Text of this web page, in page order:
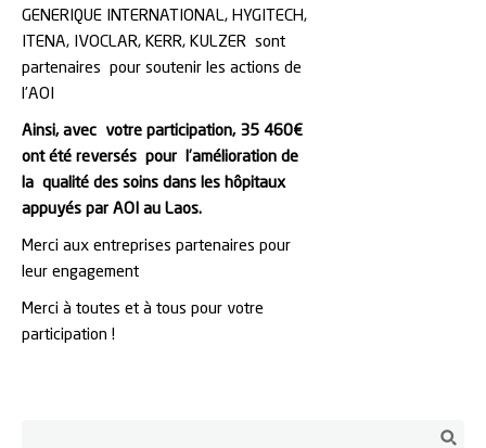
GENERIQUE INTERNATIONAL, HYGITECH,
ITENA, IVOCLAR, KERR, KULZER sont
partenaires pour soutenir les actions de
l’AOI
Ainsi, avec votre participation, 35 460€
ont été reversés pour l’amélioration de
la qualité des soins dans les hôpitaux
appuyés par AOI au Laos.
Merci aux entreprises partenaires pour
leur engagement
Merci à toutes et à tous pour votre
participation !